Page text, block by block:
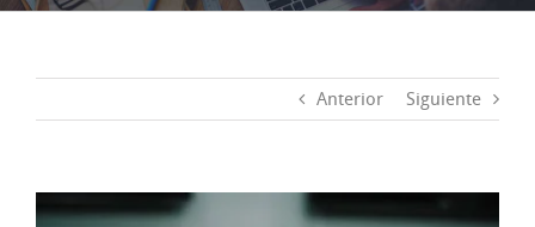
Anterior Siguiente
Ver